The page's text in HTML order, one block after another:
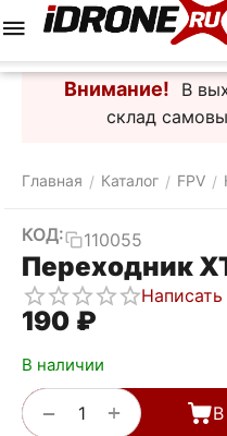
Внимание!
В
склад
Главная / Каталог / FPV /
КОД: 110055
Переходник
‍190‍ ₽
В наличии
+
−
Корзина